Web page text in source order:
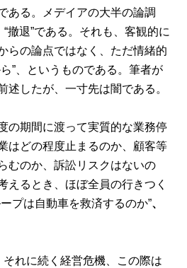
ある。メデイアの大半の論調
“撤退”である。それも、客観的に
らの論点ではなく、ただ情緒的
”、というものである。筆者が
述したが、一寸先は闇である。
の期間に渡って実質的な業務停
はどの程度止まるのか、顧客等
むのか、訴訟リスクはないの
えるとき、ほぼ全員の行きつく
プは自動車を救済するのか”、
れに続く経営危機、この際は